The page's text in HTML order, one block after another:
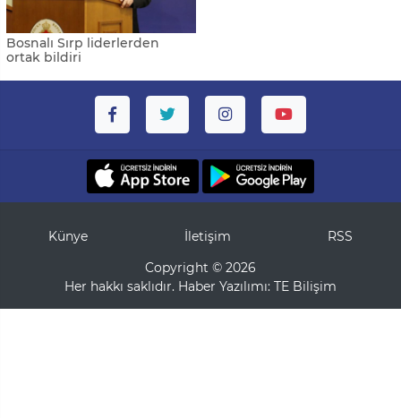
Bosnalı Sırp liderlerden
ortak bildiri
Künye İletişim
RSS
Copyright © 2026
Her hakkı saklıdır. Haber Yazılımı: TE Bilişim